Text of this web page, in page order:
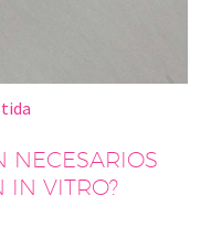
NECESARIOS
IN VITRO?